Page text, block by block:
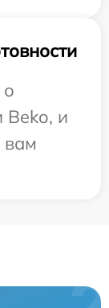
Beko, и
вам